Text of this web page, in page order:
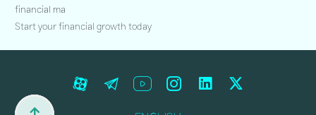
financial ma
Start your financial growth today